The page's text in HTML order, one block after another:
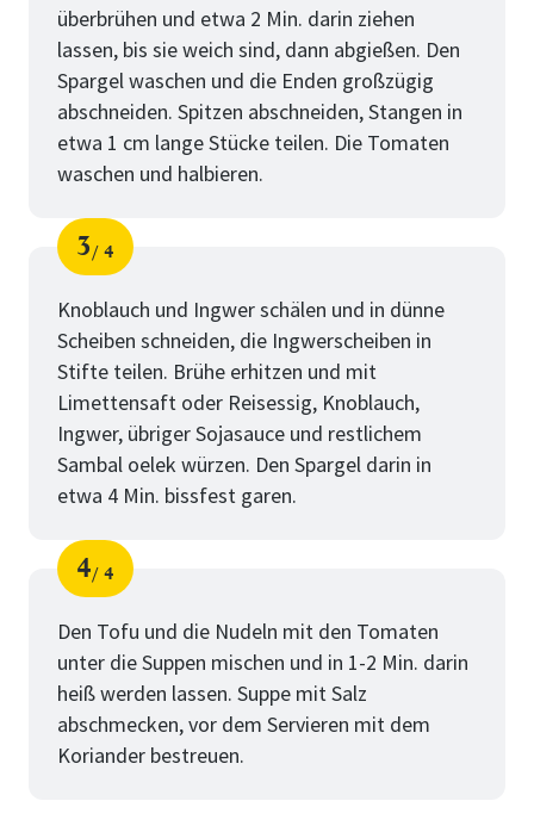
überbrühen und etwa 2 Min. darin ziehen
lassen, bis sie weich sind, dann abgießen. Den
Spargel waschen und die Enden großzügig
abschneiden. Spitzen abschneiden, Stangen in
etwa 1 cm lange Stücke teilen. Die Tomaten
waschen und halbieren.
Schritt
3
von
4
Knoblauch und Ingwer schälen und in dünne
Scheiben schneiden, die Ingwerscheiben in
Stifte teilen. Brühe erhitzen und mit
Limettensaft oder Reisessig, Knoblauch,
Ingwer, übriger Sojasauce und restlichem
Sambal oelek würzen. Den Spargel darin in
etwa 4 Min. bissfest garen.
Schritt
4
von
4
Den Tofu und die Nudeln mit den Tomaten
unter die Suppen mischen und in 1-2 Min. darin
heiß werden lassen. Suppe mit Salz
abschmecken, vor dem Servieren mit dem
Koriander bestreuen.